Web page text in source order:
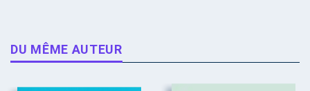
DU MÊME AUTEUR